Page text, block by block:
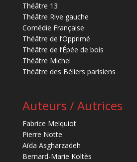
Théâtre 13
Théâtre Rive gauche
Comédie Française
Théâtre de l’Opprimé
Théâtre de l’Épée de bois
Théâtre Michel
Théâtre des Béliers parisiens
Auteurs / Autrices
Fabrice Melquiot
Pierre Notte
Aïda Asgharzadeh
Bernard-Marie Koltès